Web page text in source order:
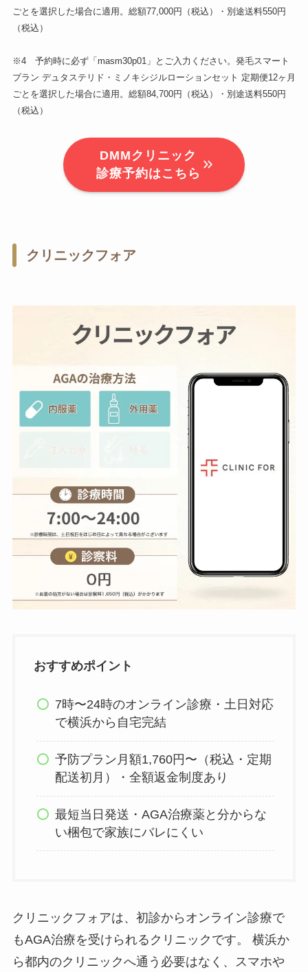
ごとを選択した場合に適用。総額77,000円（税込）・別途送料550円
（税込）
※4 予約時に必ず「masm30p01」とご入力ください。発毛スマート
プラン デュタステリド・ミノキシジルローションセット 定期便12ヶ月
ごとを選択した場合に適用。総額84,700円（税込）・別途送料550円
（税込）
DMMクリニック
診療予約はこちら
クリニックフォア
おすすめポイント
7時〜24時のオンライン診療・土日対応
で横浜から自宅完結
予防プラン月額1,760円〜（税込・定期
配送初月）・全額返金制度あり
最短当日発送・AGA治療薬と分からな
い梱包で家族にバレにくい
クリニックフォアは、初診からオンライン診療で
もAGA治療を受けられるクリニックです。 横浜か
ら都内のクリニックへ通う必要はなく、スマホや